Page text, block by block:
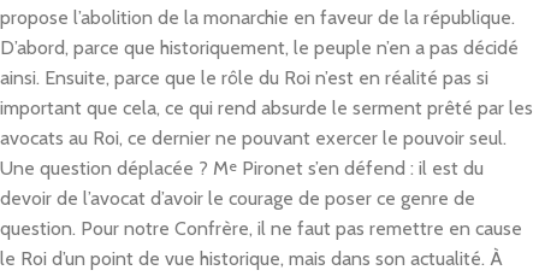
propose l’abolition de la monarchie en faveur de la république.
D’abord, parce que historiquement, le peuple n’en a pas décidé
ainsi. Ensuite, parce que le rôle du Roi n’est en réalité pas si
important que cela, ce qui rend absurde le serment prêté par les
avocats au Roi, ce dernier ne pouvant exercer le pouvoir seul.
Une question déplacée ? Me Pironet s’en défend : il est du
devoir de l’avocat d’avoir le courage de poser ce genre de
question. Pour notre Confrère, il ne faut pas remettre en cause
le Roi d’un point de vue historique, mais dans son actualité. À